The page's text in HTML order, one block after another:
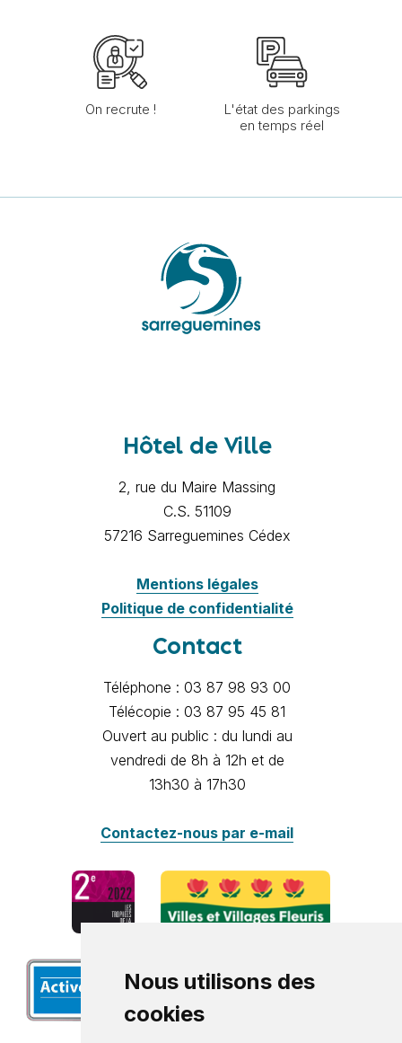
Nous utilisons des
cookies
On recrute !
L'état des parkings
en temps réel
Hôtel de Ville
2, rue du Maire Massing
C.S. 51109
57216 Sarreguemines Cédex
Mentions légales
Politique de confidentialité
Contact
Téléphone : 03 87 98 93 00
Télécopie : 03 87 95 45 81
Ouvert au public : du lundi au
vendredi de 8h à 12h et de
13h30 à 17h30
Contactez-nous par e-mail